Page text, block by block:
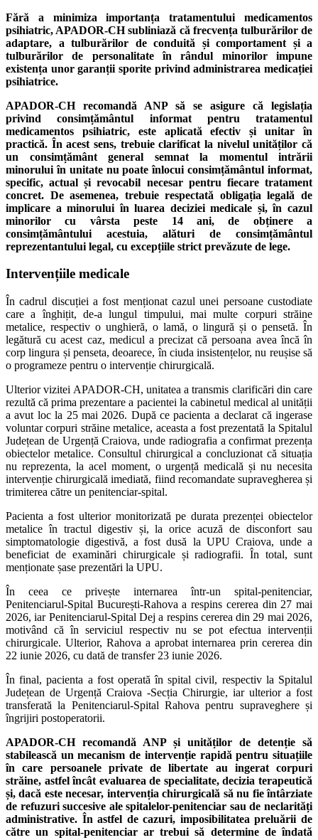
Fără a minimiza importanța tratamentului medicamentos
psihiatric, APADOR-CH subliniază că frecvența tulburărilor de
adaptare, a tulburărilor de conduită și comportament și a
tulburărilor de personalitate în rândul minorilor impune
existența unor garanții sporite privind administrarea medicației
psihiatrice.
APADOR-CH recomandă ANP să se asigure că legislația
privind consimțământul informat pentru tratamentul
medicamentos psihiatric, este aplicată efectiv și unitar în
practică. În acest sens, trebuie clarificat la nivelul unităților că
un consimțământ general semnat la momentul intrării
minorului în unitate nu poate înlocui consimțământul informat,
specific, actual și revocabil necesar pentru fiecare tratament
concret. De asemenea, trebuie respectată obligația legală de
implicare a minorului în luarea deciziei medicale și, în cazul
minorilor cu vârsta peste 14 ani, de obținere a
consimțământului acestuia, alături de consimțământul
reprezentantului legal, cu excepțiile strict prevăzute de lege.
Intervențiile medicale
În cadrul discuției a fost menționat cazul unei persoane custodiate
care a înghițit, de-a lungul timpului, mai multe corpuri străine
metalice, respectiv o unghieră, o lamă, o lingură și o pensetă. În
legătură cu acest caz, medicul a precizat că persoana avea încă în
corp lingura și penseta, deoarece, în ciuda insistențelor, nu reușise să
o programeze pentru o intervenție chirurgicală.
Ulterior vizitei APADOR-CH, unitatea a transmis clarificări din care
rezultă că prima prezentare a pacientei la cabinetul medical al unității
a avut loc la 25 mai 2026. După ce pacienta a declarat că ingerase
voluntar corpuri străine metalice, aceasta a fost prezentată la Spitalul
Județean de Urgență Craiova, unde radiografia a confirmat prezența
obiectelor metalice. Consultul chirurgical a concluzionat că situația
nu reprezenta, la acel moment, o urgență medicală și nu necesita
intervenție chirurgicală imediată, fiind recomandate supravegherea și
trimiterea către un penitenciar-spital.
Pacienta a fost ulterior monitorizată pe durata prezenței obiectelor
metalice în tractul digestiv și, la orice acuză de disconfort sau
simptomatologie digestivă, a fost dusă la UPU Craiova, unde a
beneficiat de examinări chirurgicale și radiografii. În total, sunt
menționate șase prezentări la UPU.
În ceea ce privește internarea într-un spital-penitenciar,
Penitenciarul-Spital București-Rahova a respins cererea din 27 mai
2026, iar Penitenciarul-Spital Dej a respins cererea din 29 mai 2026,
motivând că în serviciul respectiv nu se pot efectua intervenții
chirurgicale. Ulterior, Rahova a aprobat internarea prin cererea din
22 iunie 2026, cu dată de transfer 23 iunie 2026.
În final, pacienta a fost operată în spital civil, respectiv la Spitalul
Județean de Urgență Craiova -Secția Chirurgie, iar ulterior a fost
transferată la Penitenciarul-Spital Rahova pentru supraveghere și
îngrijiri postoperatorii.
APADOR-CH recomandă ANP și unităților de detenție să
stabilească un mecanism de intervenție rapidă pentru situațiile
în care persoanele private de libertate au ingerat corpuri
străine, astfel încât evaluarea de specialitate, decizia terapeutică
și, dacă este necesar, intervenția chirurgicală să nu fie întârziate
de refuzuri succesive ale spitalelor-penitenciar sau de neclarități
administrative. În astfel de cazuri, imposibilitatea preluării de
către un spital-penitenciar ar trebui să determine de îndată